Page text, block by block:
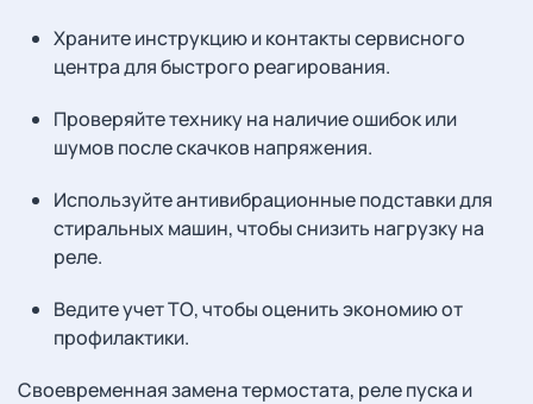
Храните инструкцию и контакты сервисного
центра для быстрого реагирования.
Проверяйте технику на наличие ошибок или
шумов после скачков напряжения.
Используйте антивибрационные подставки для
стиральных машин, чтобы снизить нагрузку на
реле.
Ведите учет ТО, чтобы оценить экономию от
профилактики.
Своевременная замена термостата, реле пуска и